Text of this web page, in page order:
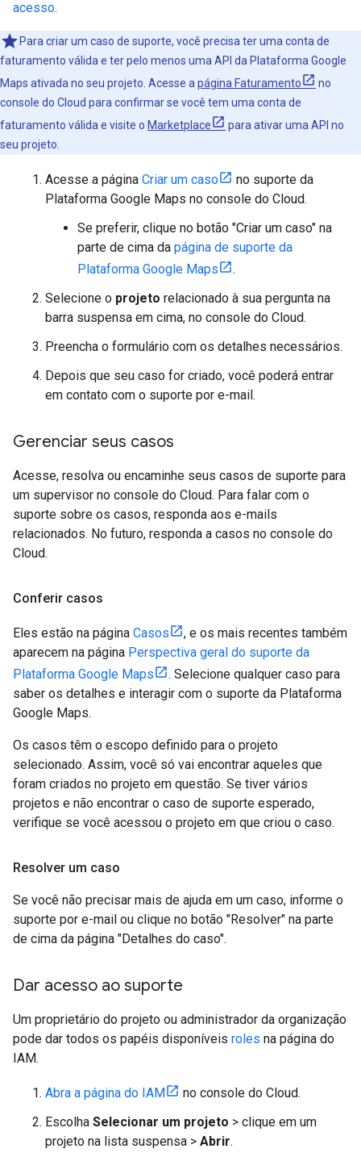
acesso.
Para criar um caso de suporte, você precisa ter uma conta de
faturamento válida e ter pelo menos uma API da Plataforma Google
Maps ativada no seu projeto. Acesse a página Faturamento
no
console do Cloud para confirmar se você tem uma conta de
faturamento válida e visite o Marketplace
para ativar uma API no
seu projeto.
Acesse a página Criar um caso
no suporte da
Plataforma Google Maps no console do Cloud.
Se preferir, clique no botão "Criar um caso" na
parte de cima da página de suporte da
Plataforma Google Maps
.
Selecione o projeto relacionado à sua pergunta na
barra suspensa em cima, no console do Cloud.
Preencha o formulário com os detalhes necessários.
Depois que seu caso for criado, você poderá entrar
em contato com o suporte por e-mail.
Gerenciar seus casos
Acesse, resolva ou encaminhe seus casos de suporte para
um supervisor no console do Cloud. Para falar com o
suporte sobre os casos, responda aos e-mails
relacionados. No futuro, responda a casos no console do
Cloud.
Conferir casos
Eles estão na página Casos
, e os mais recentes também
aparecem na página Perspectiva geral do suporte da
Plataforma Google Maps
. Selecione qualquer caso para
saber os detalhes e interagir com o suporte da Plataforma
Google Maps.
Os casos têm o escopo definido para o projeto
selecionado. Assim, você só vai encontrar aqueles que
foram criados no projeto em questão. Se tiver vários
projetos e não encontrar o caso de suporte esperado,
verifique se você acessou o projeto em que criou o caso.
Resolver um caso
Se você não precisar mais de ajuda em um caso, informe o
suporte por e-mail ou clique no botão "Resolver" na parte
de cima da página "Detalhes do caso".
Dar acesso ao suporte
Um proprietário do projeto ou administrador da organização
pode dar todos os papéis disponíveis roles na página do
IAM.
Abra a página do IAM
no console do Cloud.
Escolha Selecionar um projeto > clique em um
projeto na lista suspensa > Abrir.